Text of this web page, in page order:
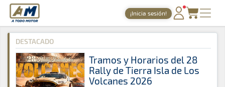
A Todo Motor · Revista del motor desde 1999
¡Inicia sesión!
PORTADA
TIEMPOS ONLINE
NOTICIAS
A Todo Motor » Galerías » 2020 » Galería Rally Islas Canarias
DESTACADO
Tramos y Horarios del 28
Rally de Tierra Isla de Los
Volcanes 2026